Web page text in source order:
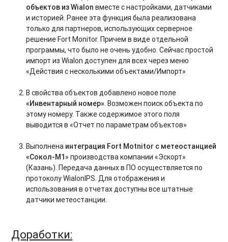
объектов изWialon вместе с настройками, датчиками
и историей. Ранее эта функция была реализована
только для партнеров, использующих серверное
решение Fort Monitor. Причем в виде отдельной
программы, что было не очень удобно. Сейчас простой
импорт из Wialon доступен для всех через меню
«Действия с несколькими объектами/Импорт»
В свойства объектов добавлено новое поле
«Инвентарный номер». Возможен поиск объекта по
этому номеру. Также содержимое этого поля
выводится в «Отчет по параметрам объектов»
Выполнена интеграция Fort Motnitor с метеостанцией
«Сокол-М1» производства компании «Эскорт»
(Казань). Передача данных в ПО осуществляется по
протоколу WialonIPS. Для отображения и
использования в отчетах доступны все штатные
датчики метеостанции.
Доработки: